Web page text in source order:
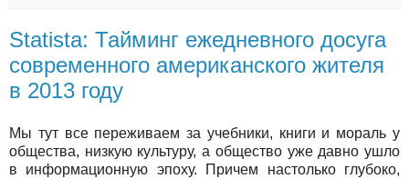
Statista: Тайминг ежедневного досуга
современного американского жителя
в 2013 году
Мы тут все переживаем за учебники, книги и мораль у
общества, низкую культуру, а общество уже давно ушло
в информационную эпоху. Причем настолько глубоко,